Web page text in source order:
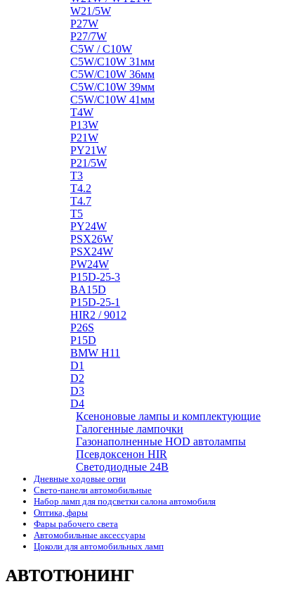
W21/5W
P27W
P27/7W
C5W / C10W
C5W/C10W 31мм
C5W/C10W 36мм
C5W/C10W 39мм
C5W/C10W 41мм
T4W
P13W
P21W
PY21W
P21/5W
T3
T4.2
T4.7
T5
PY24W
PSX26W
PSX24W
PW24W
P15D-25-3
BA15D
P15D-25-1
HIR2 / 9012
P26S
P15D
BMW H11
D1
D2
D3
D4
Ксеноновые лампы и комплектующие
Галогенные лампочки
Газонаполненные HOD автолампы
Псевдоксенон HIR
Cветодиодные 24B
Дневные ходовые огни
Свето-панели автомобильные
Набор ламп для подсветки салона автомобиля
Оптика, фары
Фары рабочего света
Автомобильные аксессуары
Цоколи для автомобильных ламп
АВТОТЮНИНГ